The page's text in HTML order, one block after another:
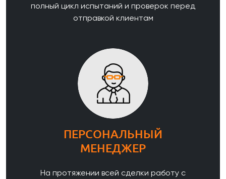
полный цикл испытаний и проверок перед
отправкой клиентам
ПЕРСОНАЛЬНЫЙ
МЕНЕДЖЕР
На протяжении всей сделки работу с